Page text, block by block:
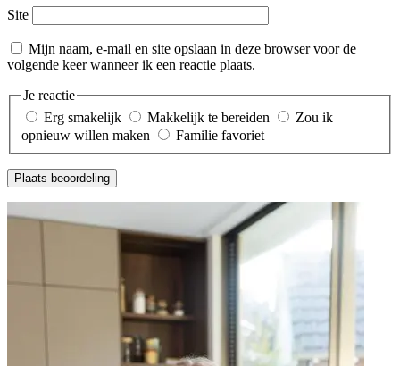
Site
Mijn naam, e-mail en site opslaan in deze browser voor de
volgende keer wanneer ik een reactie plaats.
Je reactie
Erg smakelijk
Makkelijk te bereiden
Zou ik
opnieuw willen maken
Familie favoriet
Plaats beoordeling